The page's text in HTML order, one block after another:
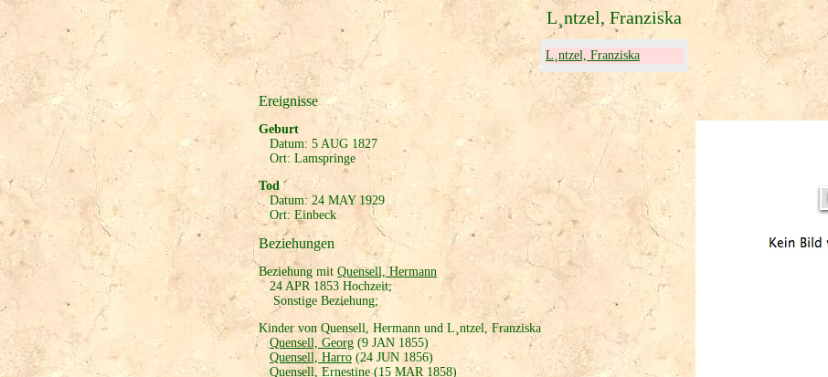
L¸ntzel, Franziska
L¸ntzel, Franziska
Ereignisse
Geburt
Datum: 5 AUG 1827
Ort: Lamspringe
Tod
Datum: 24 MAY 1929
Ort: Einbeck
Beziehungen
Beziehung mit Quensell, Hermann
24 APR 1853 Hochzeit;
Sonstige Beziehung;
Kinder von Quensell, Hermann und L¸ntzel, Franziska
Quensell, Georg (9 JAN 1855)
Quensell, Harro (24 JUN 1856)
Quensell, Ernestine(15 MAR 1858)